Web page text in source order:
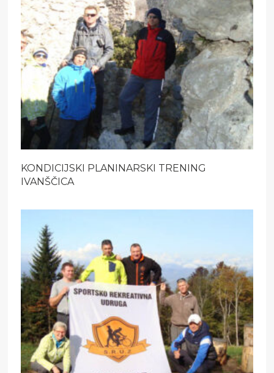
KONDICIJSKI PLANINARSKI TRENING
IVANŠČICA